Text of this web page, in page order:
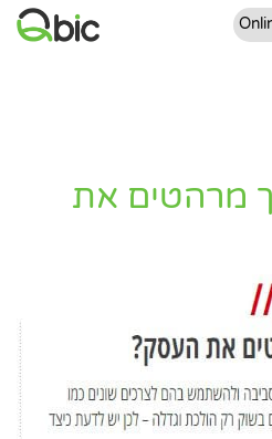
מרהטים את